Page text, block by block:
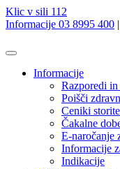
Klic v sili 112
Informacije 03 8995 400 |
Informacije
Razporedi
Poišči
Ceniki
Čakalne
E-naročanje
Informacije
Indikacije